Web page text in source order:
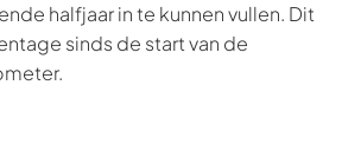
halfjaar in te kunnen vullen. Dit
sinds de start van de